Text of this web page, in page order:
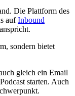
Die Plattform des
aufInbound
sondern bietet
gleich ein Email
starten. Auch